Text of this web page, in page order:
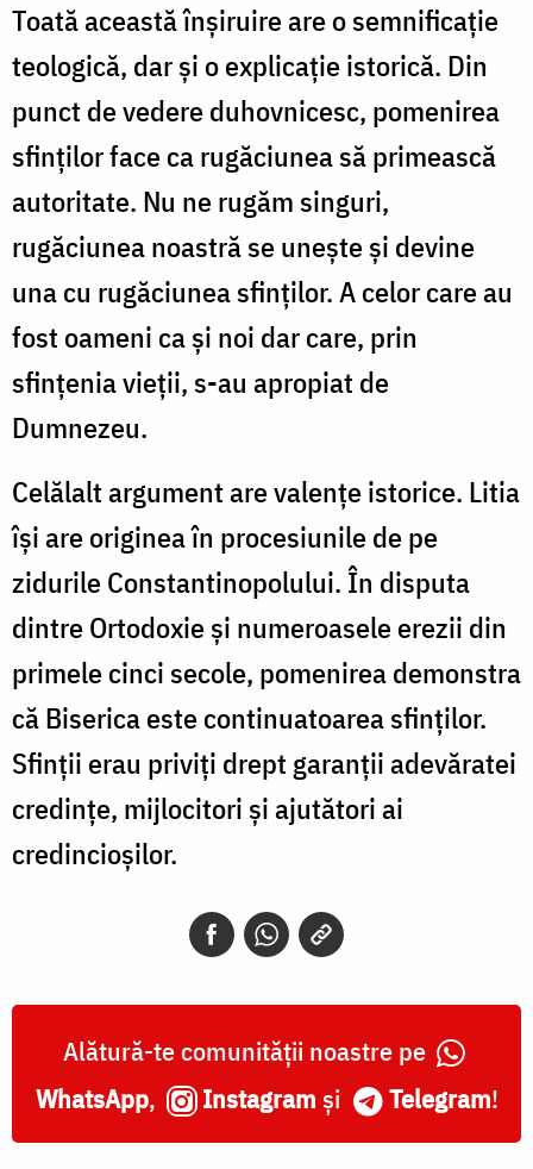
Toată această înşiruire are o semnificaţie
teologică, dar şi o explicaţie istorică. Din
punct de vedere duhovnicesc, pomenirea
sfinţilor face ca rugăciunea să primească
autoritate. Nu ne rugăm singuri,
rugăciunea noastră se uneşte şi devine
una cu rugăciunea sfinţilor. A celor care au
fost oameni ca şi noi dar care, prin
sfinţenia vieţii, s-au apropiat de
Dumnezeu.
Celălalt argument are valenţe istorice. Litia
îşi are originea în procesiunile de pe
zidurile Constantinopolului. În disputa
dintre Ortodoxie şi numeroasele erezii din
primele cinci secole, pomenirea demonstra
că Biserica este continuatoarea sfinţilor.
Sfinţii erau priviţi drept garanţii adevăratei
credinţe, mijlocitori şi ajutători ai
credincioşilor.
Alătură-te comunității noastre pe
WhatsApp, Instagram și Telegram!